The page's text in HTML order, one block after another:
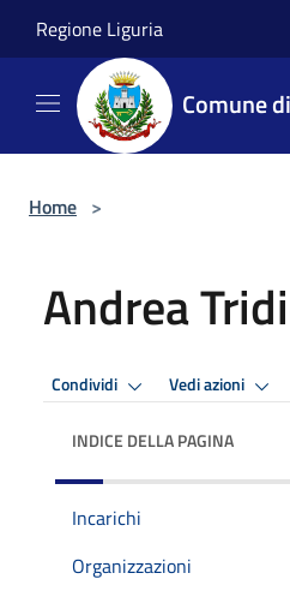
Regione Liguria
Comune
Home >
Andrea
Condividi Vedi azioni
INDICE DELLA PAGINA
Incarichi
Organizzazioni